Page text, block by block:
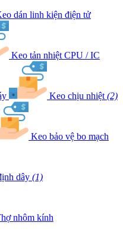
dán linh kiện điện tử
Keo tản nhiệt CPU / IC
Keo chịu nhiệt (2)
Keo bảo vệ bo mạch
dây (1)
nhôm kính